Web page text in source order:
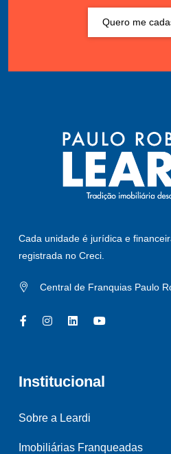
Quero me
Cada unidade é jurídica e
registrada no Creci.
Central de Franquias Paulo
Institucional
Sobre a Leardi
Imobiliárias Franqueadas